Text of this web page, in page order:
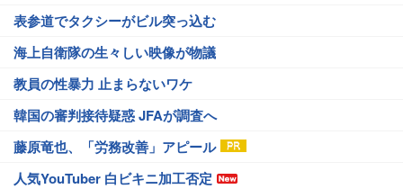
表参道でタクシーがビル突っ込む
海上自衛隊の生々しい映像が物議
教員の性暴力 止まらないワケ
韓国の審判接待疑惑 JFAが調査へ
藤原竜也、「労務改善」アピール
人気YouTuber 白ビキニ加工否定